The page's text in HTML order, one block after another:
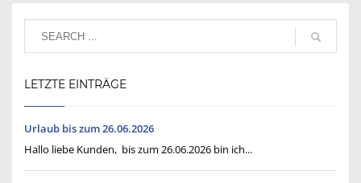
LETZTE EINTRÄGE
Urlaub bis zum 26.06.2026
Hallo liebe Kunden, bis zum 26.06.2026 bin ich...